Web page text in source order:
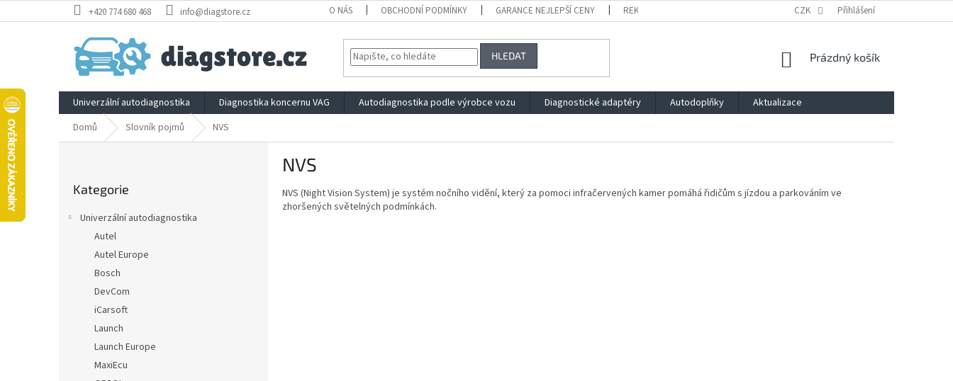
na
+420 774 680 468 info@diagstore.cz O NÁS OBCHODNÍ PODMÍNKY GARANCE NEJLEPŠÍ CENY REKLAMACE A ODSTOUPENÍ OD SMLOUVY PODMÍNKY OCHRANY OSOBNÍCH
CZK Přihlášení
HLEDAT
NÁKUPNÍ
Prázdný košík
Univerzální autodiagnostika Diagnostika koncernu VAG Autodiagnostika podle výrobce vozu Diagnostické adaptéry Autodoplňky
Aktualizace
Domů
Slovník pojmů NVS
kategorie
Kategorie
Univerzální autodiagnostika
Autel
Autel Europe
Bosch
DevCom
iCarsoft
Launch
Launch Europe
MaxiEcu
NVS
NVS (Night Vision System) je systém nočního vidění, který za pomoci infračervených kamer pomáhá řidičům s jízdou a parkováním ve
zhoršených světelných podmínkách.